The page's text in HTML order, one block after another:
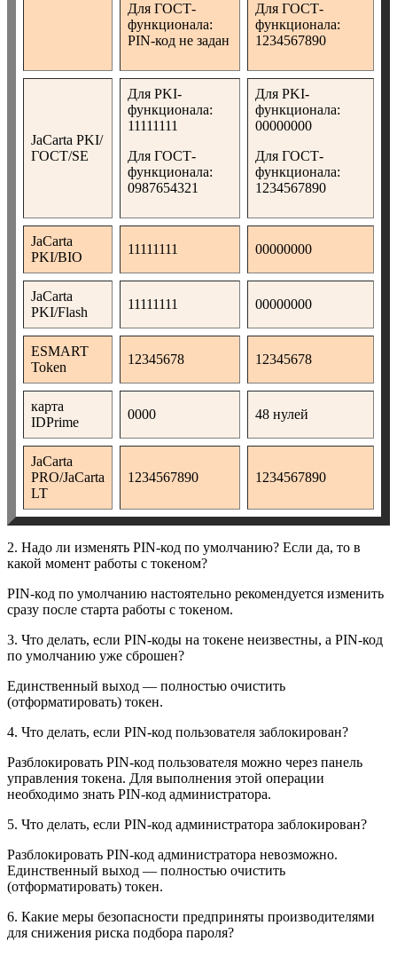
Для ГОСТ-
функционала:
PIN-код не задан
Для ГОСТ-
функционала:
1234567890
JaCarta PKI/
ГОСТ/SE
Для PKI-
функционала:
11111111
Для ГОСТ-
функционала:
0987654321
Для PKI-
функционала:
00000000
Для ГОСТ-
функционала:
1234567890
JaCarta
PKI/BIO
11111111 00000000
JaCarta
PKI/Flash
11111111 00000000
ESMART
Token
12345678 12345678
карта
IDPrime
0000 48 нулей
JaCarta
PRO/JaCarta
LT
1234567890 1234567890
2. Надо ли изменять PIN-код по умолчанию? Если да, то в
какой момент работы с токеном?
PIN-код по умолчанию настоятельно рекомендуется изменить
сразу после старта работы с токеном.
3. Что делать, если PIN-коды на токене неизвестны, а PIN-код
по умолчанию уже сброшен?
Единственный выход — полностью очистить
(отформатировать) токен.
4. Что делать, если PIN-код пользователя заблокирован?
Разблокировать PIN-код пользователя можно через панель
управления токена. Для выполнения этой операции
необходимо знать PIN-код администратора.
5. Что делать, если PIN-код администратора заблокирован?
Разблокировать PIN-код администратора невозможно.
Единственный выход — полностью очистить
(отформатировать) токен.
6. Какие меры безопасности предприняты производителями
для снижения риска подбора пароля?